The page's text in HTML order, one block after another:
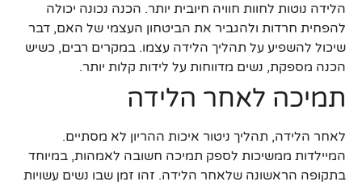
הלידה נוטות לחוות חוויה חיובית יותר. הכנה נכונה יכולה
להפחית חרדות ולהגביר את הביטחון העצמי של האם, דבר
שיכול להשפיע על תהליך הלידה עצמו. במקרים רבים, כשיש
הכנה מספקת, נשים מדווחות על לידות קלות יותר.
תמיכה לאחר הלידה
לאחר הלידה, תהליך ניטור איכות ההריון לא מסתיים.
המיילדות ממשיכות לספק תמיכה חשובה לאמהות, במיוחד
בתקופה הראשונה שלאחר הלידה. זהו זמן שבו נשים עשויות